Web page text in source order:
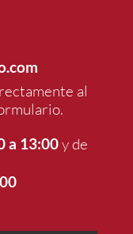
al
a 13:00y de